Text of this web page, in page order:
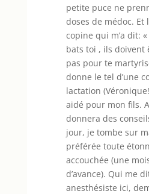
petite puce ne
doses de médoc. Et
copine qui m’a dit:
bats toi , ils doivent
pas pour te
donne le tel d’une
lactation
aidé pour mon fils.
donnera des
jour, je tombe sur
préférée toute
accouchée (une
d’avance). Qui me
anesthésiste ici,